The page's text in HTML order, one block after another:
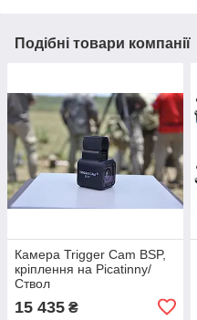
Подібні товари компанії
Камера Trigger Cam BSP,
кріплення на Picatinny/
Ствол
15 435 ₴